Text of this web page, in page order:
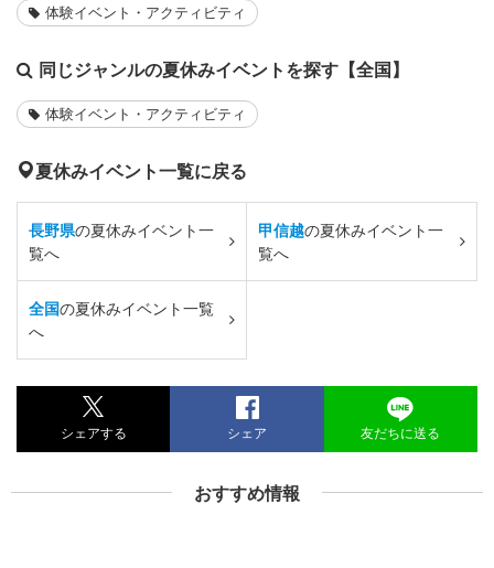
体験イベント・アクティビティ
同じジャンルの夏休みイベントを探す【全国】
体験イベント・アクティビティ
夏休みイベント一覧に戻る
長野県の夏休みイベント一
覧へ
甲信越の夏休みイベント一
覧へ
全国の夏休みイベント一覧
へ
シェアする シェア 友だちに送る
おすすめ情報